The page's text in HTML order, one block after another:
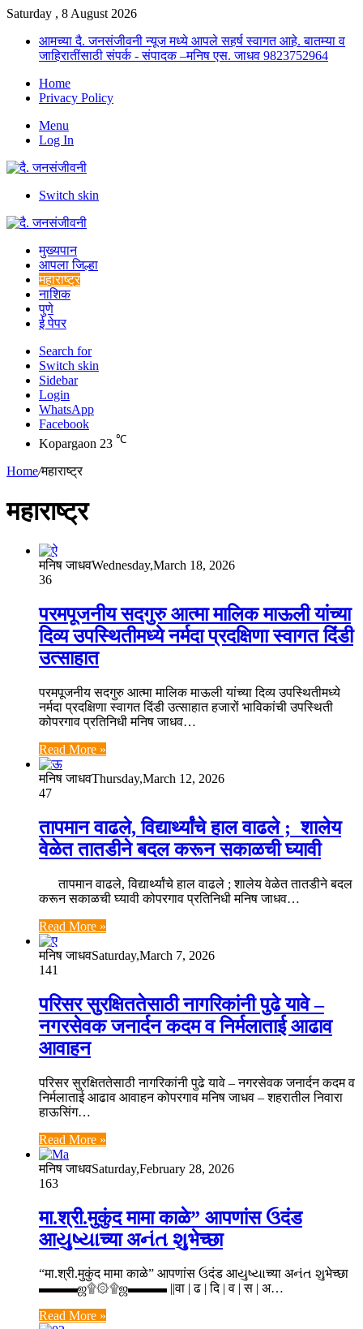
Saturday , 8 August 2026
आमच्या दै. जनसंजीवनी न्यूज मध्ये आपले सहर्ष स्वागत आहे. बातम्या व
जाहिरातींसाठी संपर्क - संपादक –मनिष एस. जाधव 9823752964
Home
Privacy Policy
Menu
Log In
Switch skin
मुख्यपान
आपला जिल्हा
महाराष्ट्र
नाशिक
पुणे
ई पेपर
Search for
Switch skin
Sidebar
Login
WhatsApp
Facebook
Kopargaon 23 ℃
Home/महाराष्ट्र
महाराष्ट्र
मनिष जाधवWednesday,March 18, 2026
36
परमपूजनीय सदगुरु आत्मा मालिक माऊली यांच्या
दिव्य उपस्थितीमध्ये नर्मदा प्रदक्षिणा स्वागत दिंडी
उत्साहात
परमपूजनीय सदगुरु आत्मा मालिक माऊली यांच्या दिव्य उपस्थितीमध्ये
नर्मदा प्रदक्षिणा स्वागत दिंडी उत्साहात हजारों भाविकांची उपस्थिती
कोपरगाव प्रतिनिधी मनिष जाधव…
Read More »
मनिष जाधवThursday,March 12, 2026
47
तापमान वाढले, विद्यार्थ्यांचे हाल वाढले ; शालेय
वेळेत तातडीने बदल करून सकाळची घ्यावी
तापमान वाढले, विद्यार्थ्यांचे हाल वाढले ; शालेय वेळेत तातडीने बदल
करून सकाळची घ्यावी कोपरगाव प्रतिनिधी मनिष जाधव…
Read More »
मनिष जाधवSaturday,March 7, 2026
141
परिसर सुरक्षिततेसाठी नागरिकांनी पुढे यावे –
नगरसेवक जनार्दन कदम व निर्मलाताई आढाव
आवाहन
परिसर सुरक्षिततेसाठी नागरिकांनी पुढे यावे – नगरसेवक जनार्दन कदम व
निर्मलाताई आढाव आवाहन कोपरगाव मनिष जाधव – शहरातील निवारा
हाऊसिंग…
Read More »
मनिष जाधवSaturday,February 28, 2026
163
मा.श्री.मुकुंद मामा काळे” आपणांस ઉदंड
आયુષ્યાच्या अનંત શુभेच्छा
“मा.श्री.मुकुंद मामा काळे” आपणांस ઉदंड आયુષ્યાच्या अનંત શુभेच्छा
▬▬▬ஜ۩۞۩ஜ▬▬▬ ||वा | ढ | दि | व | स | अ…
Read More »